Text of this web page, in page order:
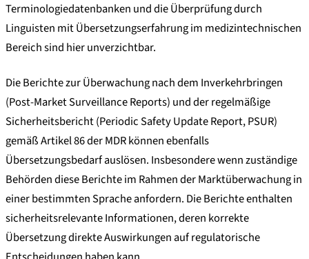
Terminologiedatenbanken und die Überprüfung durch
Linguisten mit Übersetzungserfahrung im medizintechnischen
Bereich sind hier unverzichtbar.
Die Berichte zur Überwachung nach dem Inverkehrbringen
(Post-Market Surveillance Reports) und der regelmäßige
Sicherheitsbericht (Periodic Safety Update Report, PSUR)
gemäß Artikel 86 der MDR können ebenfalls
Übersetzungsbedarf auslösen. Insbesondere wenn zuständige
Behörden diese Berichte im Rahmen der Marktüberwachung in
einer bestimmten Sprache anfordern. Die Berichte enthalten
sicherheitsrelevante Informationen, deren korrekte
Übersetzung direkte Auswirkungen auf regulatorische